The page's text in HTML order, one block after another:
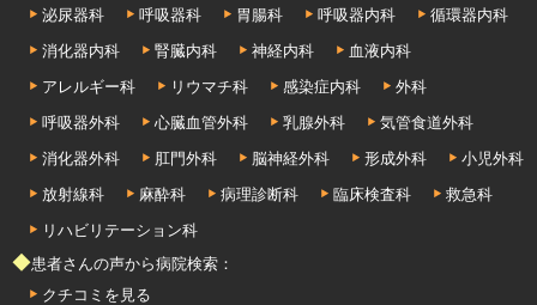
泌尿器科
呼吸器科 胃腸科 呼吸器内科
循環器内科
消化器内科
腎臓内科 神経内科
血液内科
アレルギー科
リウマチ科 感染症内科
外科
呼吸器外科
心臓血管外科 乳腺外科
気管食道外科
消化器外科
肛門外科 脳神経外科 形成外科
小児外科
放射線科
麻酔科 病理診断科 臨床検査科
救急科
リハビリテーション科
◆患者さんの声から病院検索：
クチコミを見る